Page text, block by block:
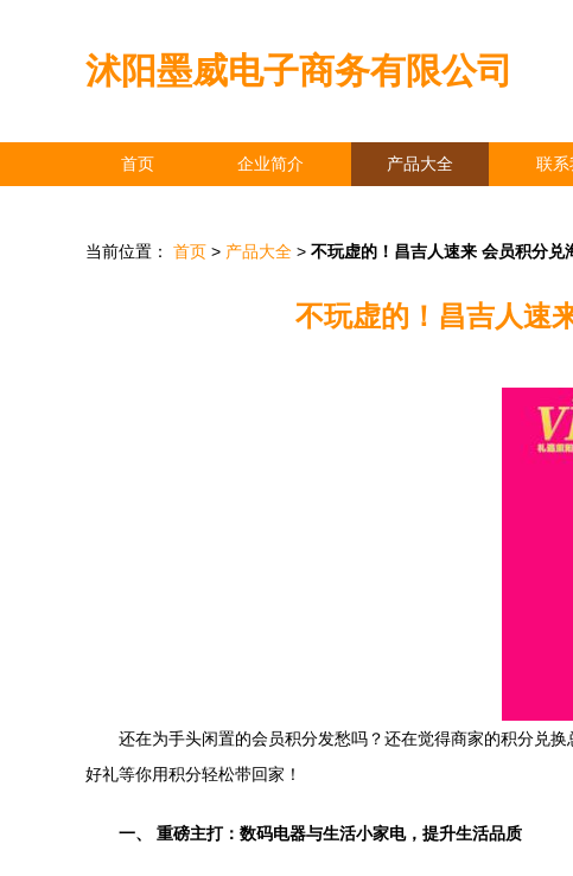
沭阳墨威电子商务有限公司
首页 企业简介 产品大全 联系
当前位置： 首页 > 产品大全 > 不玩虚的！昌吉人速来 会员积分
不玩虚的！昌吉人速
还在为手头闲置的会员积分发愁吗？还在觉得商家的积分兑
好礼等你用积分轻松带回家！
一、 重磅主打：数码电器与生活小家电，提升生活品质